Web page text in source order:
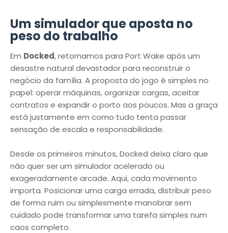
Um simulador que aposta no
peso do trabalho
Em Docked, retornamos para Port Wake após um
desastre natural devastador para reconstruir o
negócio da família. A proposta do jogo é simples no
papel: operar máquinas, organizar cargas, aceitar
contratos e expandir o porto aos poucos. Mas a graça
está justamente em como tudo tenta passar
sensação de escala e responsabilidade.
Desde os primeiros minutos, Docked deixa claro que
não quer ser um simulador acelerado ou
exageradamente arcade. Aqui, cada movimento
importa. Posicionar uma carga errada, distribuir peso
de forma ruim ou simplesmente manobrar sem
cuidado pode transformar uma tarefa simples num
caos completo.